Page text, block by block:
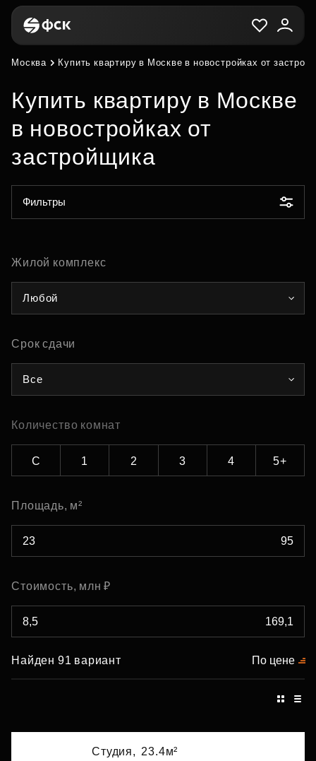
Москва Купить квартиру в Москве в новостройках от
Купить квартиру в Москве
в новостройках от
застройщика
Фильтры
Жилой комплекс
Любой
Срок сдачи
Все
Количество комнат
С 1 2 3 4 5+
Площадь, м²
Стоимость, млн ₽
Найден 91 вариант По цене
Студия, 23.4м²